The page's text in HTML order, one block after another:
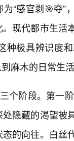
“感官剥🎯夺”
现代都市生活
种极具辨识度
麻木的日常生活
个阶段。第一
隐藏的渴望被
的向往。白丝